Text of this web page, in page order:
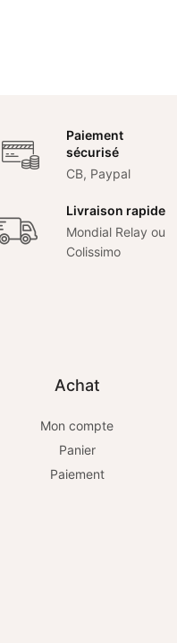
Paiement
sécurisé
CB, Paypal
Livraison rapide
Mondial Relay ou
Colissimo
Achat
Mon compte
Panier
Paiement